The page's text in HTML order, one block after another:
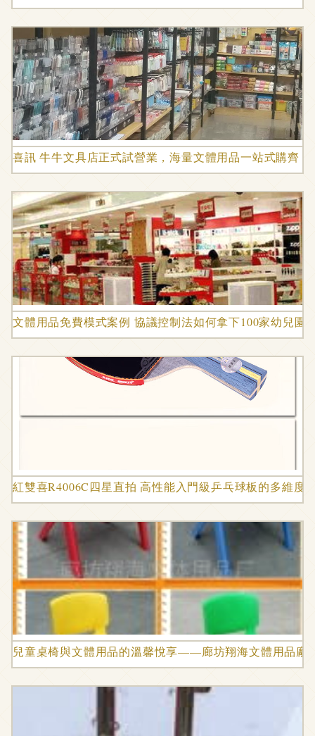
喜訊 牛牛文具店正式試營業，海量文體用品一站式購齊
文體用品免費模式案例 協議控制法如何拿下100家幼兒園
紅雙喜R4006C四星直拍 高性能入門級乒乓球板的多維度
兒童桌椅與文體用品的溫馨悅享——廊坊翔海文體用品廠